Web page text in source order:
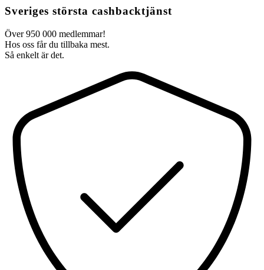
Sveriges största cashbacktjänst
Över 950 000 medlemmar!
Hos oss får du tillbaka mest.
Så enkelt är det.